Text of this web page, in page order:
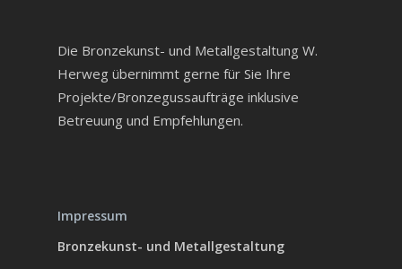
Die Bronzekunst- und Metallgestaltung W.
Herweg übernimmt gerne für Sie Ihre
Projekte/Bronzegussaufträge inklusive
Betreuung und Empfehlungen.
Impressum
Bronzekunst- und Metallgestaltung